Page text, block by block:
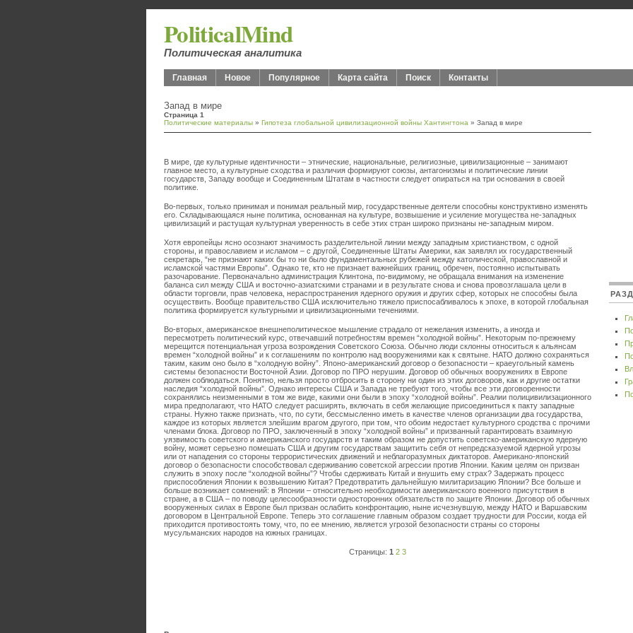
PoliticalMind
Политическая аналитика
Главная Новое Популярное Карта сайта Поиск Контакты
Запад в мире
Страница 1
Политические материалы » Гипотеза глобальной цивилизационной войны Хантингтона » Запад в мире
В мире, где культурные идентичности – этнические, национальные, религиозные, цивилизационные – занимают
главное место, а культурные сходства и различия формируют союзы, антагонизмы и политические линии
государств, Западу вообще и Соединенным Штатам в частности следует опираться на три основания в своей
политике.
Во-первых, только принимая и понимая реальный мир, государственные деятели способны конструктивно изменять
его. Складывающаяся ныне политика, основанная на культуре, возвышение и усиление могущества не-западных
цивилизаций и растущая культурная уверенность в себе этих стран широко признаны не-западным миром.
Хотя европейцы ясно осознают значимость разделительной линии между западным христианством, с одной
стороны, и православием и исламом – с другой, Соединенные Штаты Америки, как заявлял их государственный
секретарь, “не признают каких бы то ни было фундаментальных рубежей между католической, православной и
исламской частями Европы”. Однако те, кто не признает важнейших границ, обречен, постоянно испытывать
разочарование. Первоначально администрация Клинтона, по-видимому, не обращала внимания на изменение
баланса сил между США и восточно-азиатскими странами и в результате снова и снова провозглашала цели в
области торговли, прав человека, нераспространения ядерного оружия и других сфер, которых не способны была
осуществить. Вообще правительство США исключительно тяжело приспосабливалось к эпохе, в которой глобальная
политика формируется культурными и цивилизационными течениями.
Во-вторых, американское внешнеполитическое мышление страдало от нежелания изменить, а иногда и
пересмотреть политический курс, отвечавший потребностям времен “холодной войны”. Некоторым по-прежнему
мерещится потенциальная угроза возрождения Советского Союза. Обычно люди склонны относиться к альянсам
времен “холодной войны” и к соглашениям по контролю над вооружениями как к святыне. НАТО должно сохраняться
таким, каким оно было в “холодную войну”. Японо-американский договор о безопасности – краеугольный камень
системы безопасности Восточной Азии. Договор по ПРО нерушим. Договор об обычных вооружениях в Европе
должен соблюдаться. Понятно, нельзя просто отбросить в сторону ни один из этих договоров, как и другие остатки
наследия “холодной войны”. Однако интересы США и Запада не требуют того, чтобы все эти договоренности
сохранялись неизменными в том же виде, какими они были в эпоху “холодной войны”. Реалии полицивилизационного
мира предполагают, что НАТО следует расширять, включать в себя желающие присоединиться к пакту западные
страны. Нужно также признать, что, по сути, бессмысленно иметь в качестве членов организации два государства,
каждое из которых является злейшим врагом другого, при том, что обоим недостает культурного сродства с прочими
членами блока. Договор по ПРО, заключенный в эпоху “холодной войны” и призванный гарантировать взаимную
уязвимость советского и американского государств и таким образом не допустить советско-американскую ядерную
войну, может серьезно помешать США и другим государствам защитить себя от непредсказуемой ядерной угрозы
или от нападения со стороны террористических движений и неблагоразумных диктаторов. Американо-японский
договор о безопасности способствовал сдерживанию советской агрессии против Японии. Каким целям он призван
служить в эпоху после “холодной войны”? Чтобы сдерживать Китай и внушить ему страх? Задержать процесс
приспособления Японии к возвышению Китая? Предотвратить дальнейшую милитаризацию Японии? Все больше и
больше возникает сомнений: в Японии – относительно необходимости американского военного присутствия в
стране, а в США – по поводу целесообразности односторонних обязательств по защите Японии. Договор об обычных
вооруженных силах в Европе был призван ослабить конфронтацию, ныне исчезнувшую, между НАТО и Варшавским
договором в Центральной Европе. Теперь это соглашение главным образом создает трудности для России, когда ей
приходится противостоять тому, что, по ее мнению, является угрозой безопасности страны со стороны
мусульманских народов на южных границах.
Страницы: 1 2 3